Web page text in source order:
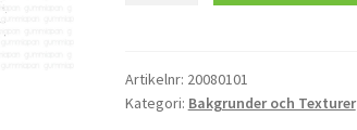
Artikelnr: 20080101
Kategori: Bakgrunder och Texturer